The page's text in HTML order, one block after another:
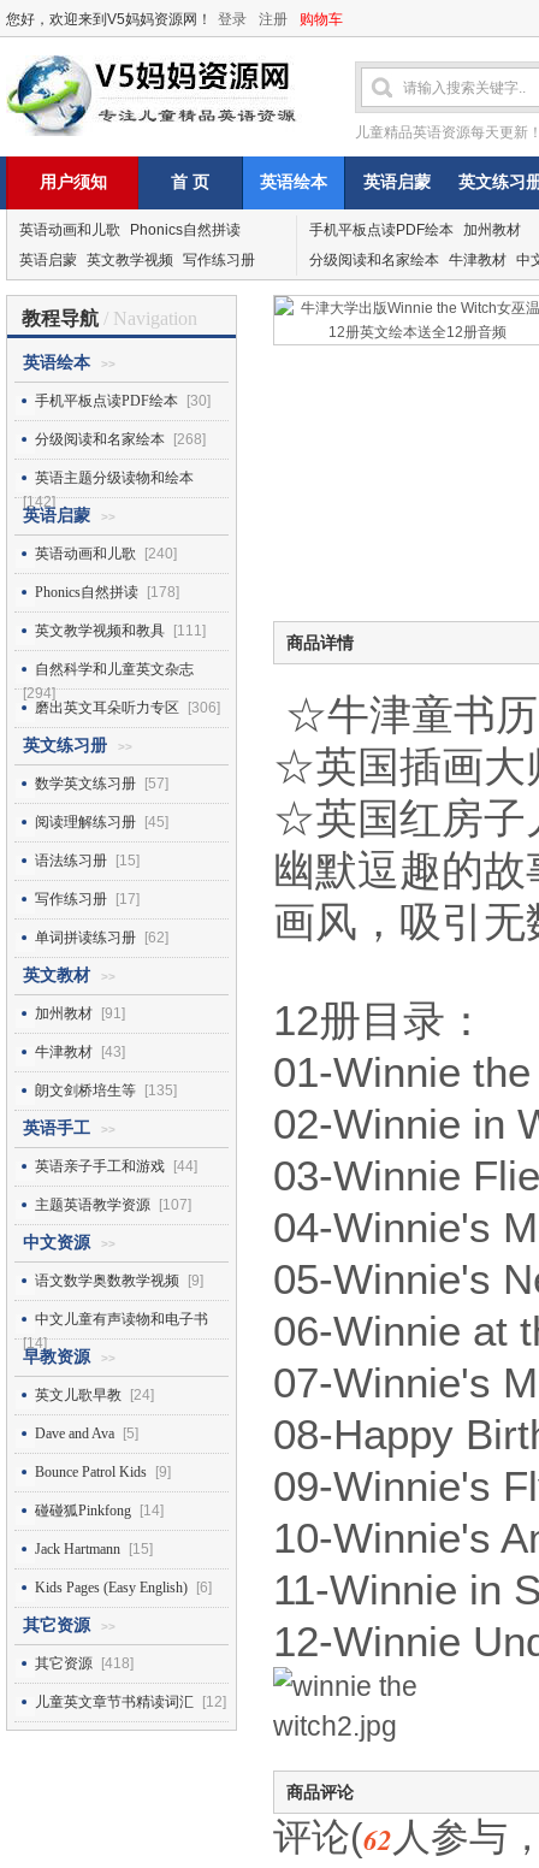
您好，欢迎来到V5妈妈资源网！ 登录 注册 购物车
儿童精品英语资源每天更新
用户须知 首 页 英语绘本 英语启蒙 英文练习
英语动画和儿歌
Phonics自然拼读
英语启蒙 英文教学视频 写作练习册
手机平板点读PDF绘本 加州教材
分级阅读和名家绘本 牛津教材 中
教程导航 / Navigation
英语绘本 >>
手机平板点读PDF绘本 [30]
分级阅读和名家绘本 [268]
英语主题分级读物和绘本
[142]
英语启蒙 >>
英语动画和儿歌 [240]
Phonics自然拼读 [178]
英文教学视频和教具 [111]
自然科学和儿童英文杂志
[294]
磨出英文耳朵听力专区
[306]
英文练习册 >>
数学英文练习册 [57]
阅读理解练习册 [45]
语法练习册 [15]
写作练习册 [17]
单词拼读练习册 [62]
英文教材 >>
加州教材 [91]
牛津教材 [43]
朗文剑桥培生等 [135]
英语手工 >>
英语亲子手工和游戏 [44]
主题英语教学资源 [107]
中文资源 >>
语文数学奥数教学视频 [9]
中文儿童有声读物和电子书
[14]
早教资源 >>
英文儿歌早教 [24]
Dave and Ava [5]
Bounce Patrol Kids [9]
碰碰狐Pinkfong [14]
Jack Hartmann [15]
Kids Pages (Easy English) [6]
其它资源 >>
其它资源 [418]
儿童英文章节书精读词汇 [12]
商品详情
☆牛津童书
☆英国插画大
☆英国红房子
幽默逗趣的
画风，吸引
12册目录：
01-Winnie
02-Winnie in
03-Winnie
04-Winnie's
05-Winnie's
06-Winnie at
07-Winnie's
08-Happy
09-Winnie's
10-Winnie's
11-Winnie in
12-Winnie
商品评论
评论(62 人参与